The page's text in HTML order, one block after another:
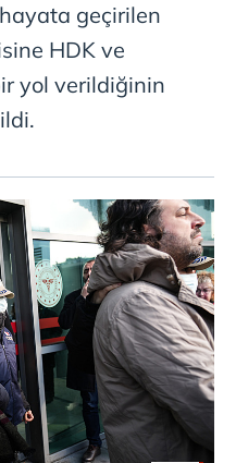
geçirilen
HDK ve
yol verildiğinin